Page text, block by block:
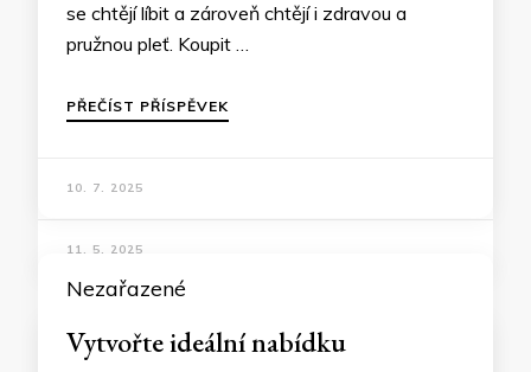
se chtějí líbit a zároveň chtějí i zdravou a
pružnou pleť. Koupit …
PŘEČÍST PŘÍSPĚVEK
10. 7. 2025
Nezařazené
Vytvořte ideální nabídku